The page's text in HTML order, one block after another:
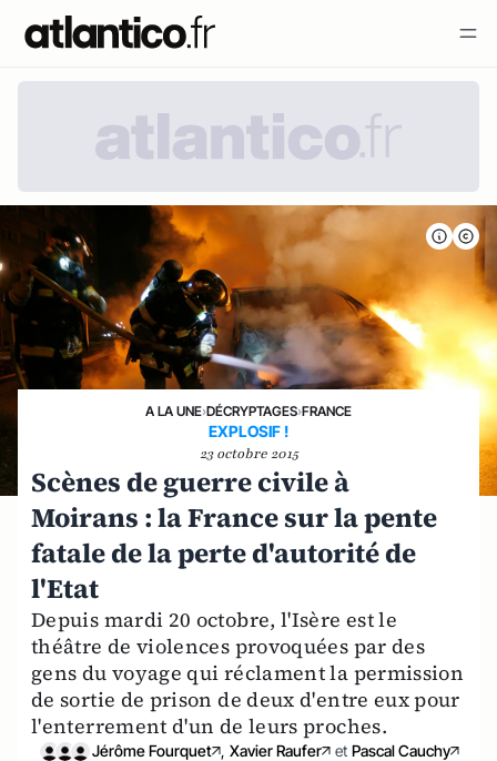
A LA UNE›DÉCRYPTAGES›FRANCE
EXPLOSIF !
23 octobre 2015
Scènes de guerre civile à
Moirans : la France sur la pente
fatale de la perte d'autorité de
l'Etat
Depuis mardi 20 octobre, l'Isère est le
théâtre de violences provoquées par des
gens du voyage qui réclament la permission
de sortie de prison de deux d'entre eux pour
l'enterrement d'un de leurs proches.
Jérôme Fourquet , Xavier Raufer et Pascal Cauchy